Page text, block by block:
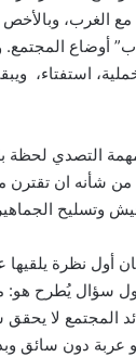
الغرب، وبالأخص
المجتمع.
استفتاء،
التصدي لحظة
ما من شأنه ان
وتسليح
أول نظرة
سؤال يُطرح هو:
لا يحقق
عربة دون سائق